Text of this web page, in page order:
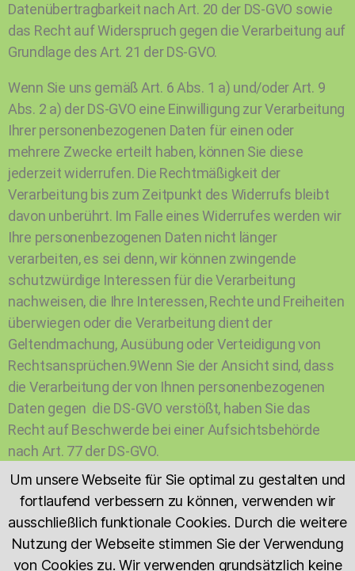
Datenübertragbarkeit nach Art. 20 der DS-GVO sowie
das Recht auf Widerspruch gegen die Verarbeitung auf
Grundlage des Art. 21 der DS-GVO.
Wenn Sie uns gemäß Art. 6 Abs. 1 a) und/oder Art. 9
Abs. 2 a) der DS-GVO eine Einwilligung zur Verarbeitung
Ihrer personenbezogenen Daten für einen oder
mehrere Zwecke erteilt haben, können Sie diese
jederzeit widerrufen. Die Rechtmäßigkeit der
Verarbeitung bis zum Zeitpunkt des Widerrufs bleibt
davon unberührt. Im Falle eines Widerrufes werden wir
Ihre personenbezogenen Daten nicht länger
verarbeiten, es sei denn, wir können zwingende
schutzwürdige Interessen für die Verarbeitung
nachweisen, die Ihre Interessen, Rechte und Freiheiten
überwiegen oder die Verarbeitung dient der
Geltendmachung, Ausübung oder Verteidigung von
Rechtsansprüchen.9Wenn Sie der Ansicht sind, dass
die Verarbeitung der von Ihnen personenbezogenen
Daten gegen die DS-GVO verstößt, haben Sie das
Recht auf Beschwerde bei einer Aufsichtsbehörde
nach Art. 77 der DS-GVO.
Bitte wenden Sie sich bezüglich Ihrer
Datenschutzrechte unmittelbar an Cordula Gahlen
unter den oben genannten Kontaktmöglichkeiten.
8. Änderung unserer Datenschutzbestimmungen
Um unsere Webseite für Sie optimal zu gestalten und
fortlaufend verbessern zu können, verwenden wir
ausschließlich funktionale Cookies. Durch die weitere
Nutzung der Webseite stimmen Sie der Verwendung
von Cookies zu. Wir verwenden grundsätzlich keine